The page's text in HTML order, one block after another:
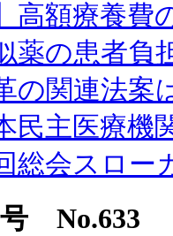
高額療養
薬の患者負
の関連法
民主医療
総会スロー
号 No.633